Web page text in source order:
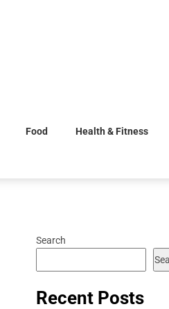
Food Health & Fitness
Search
Recent Posts